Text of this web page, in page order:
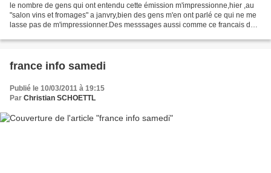
le nombre de gens qui ont entendu cette émission m'impressionne,hier ,au
"salon vins et fromages" a janvry,bien des gens m'en ont parlé ce qui ne me
lasse pas de m'impressionner.Des messsages aussi comme ce francais du
france info samedi
Publié le 10/03/2011 à 19:15
Par Christian SCHOETTL